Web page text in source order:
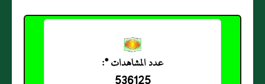
عدد المشاهدات *: